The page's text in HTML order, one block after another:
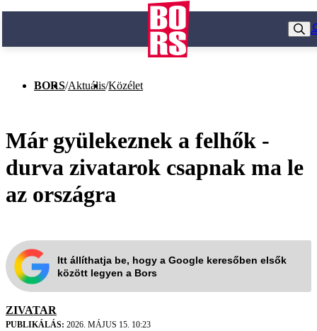
BORS/Aktuális/Közélet
Már gyülekeznek a felhők -
durva zivatarok csapnak ma le
az országra
Itt állíthatja be, hogy a Google keresőben elsők
között legyen a Bors
ZIVATAR
PUBLIKÁLÁS: 2026. MÁJUS 15. 10:23